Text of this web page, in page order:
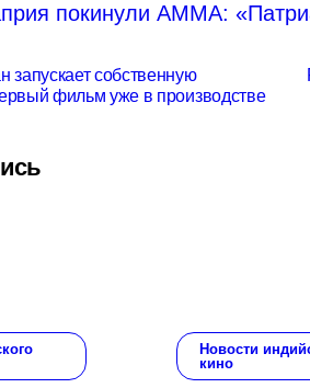
покинули AMMA:
запускает собственную
фильм уже в производстве
Новости
кино